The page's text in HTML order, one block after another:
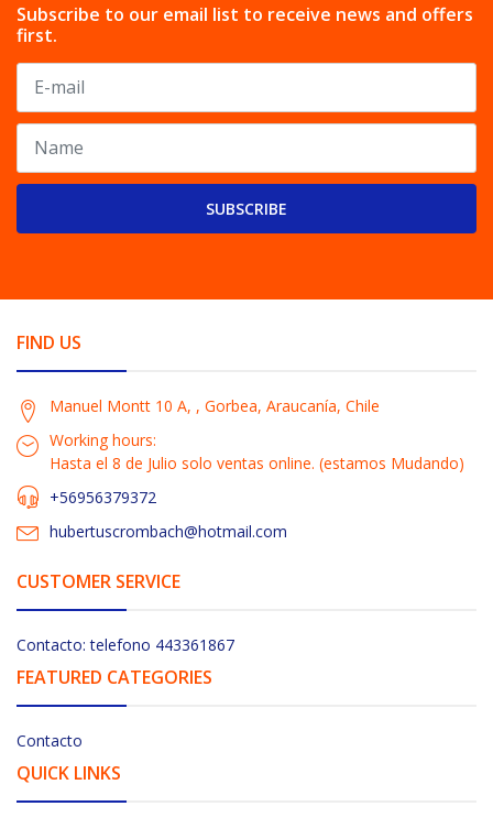
Subscribe to our email list to receive news and offers
first.
SUBSCRIBE
FIND US
Manuel Montt 10 A, , Gorbea, Araucanía, Chile
Working hours:
Hasta el 8 de Julio solo ventas online. (estamos Mudando)
+56956379372
hubertuscrombach@hotmail.com
CUSTOMER SERVICE
Contacto: telefono 443361867
FEATURED CATEGORIES
Contacto
QUICK LINKS